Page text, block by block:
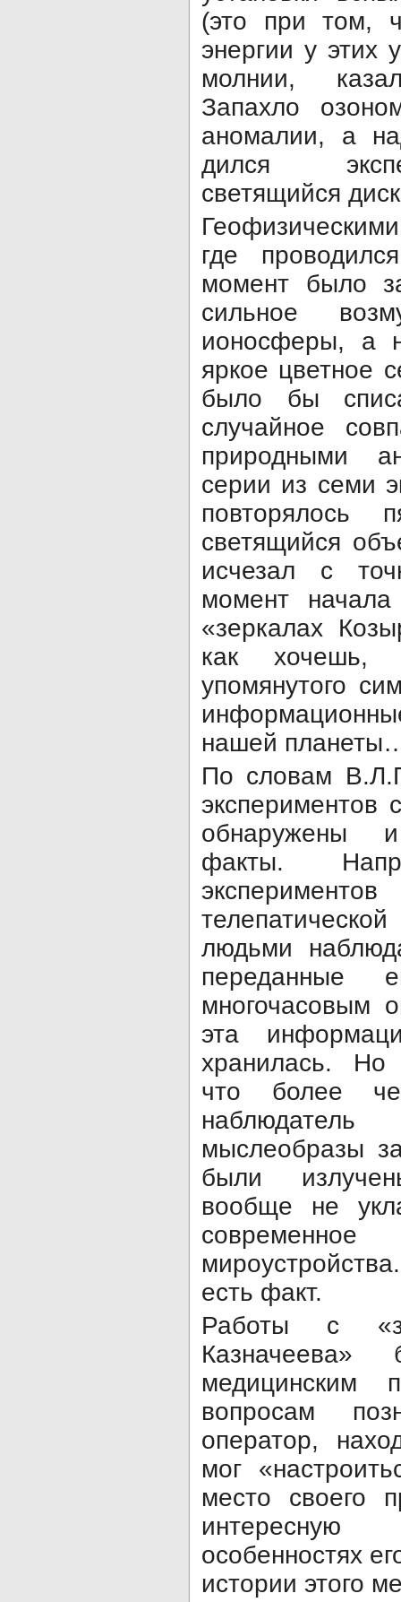
(это при том,
энергии у этих
молнии,
Запахло
аномалии, а
дился
светящийся
где
момент было
сильное
ионосферы, а
яр­кое цветное
было бы
случайное
природными
серии из семи
светящийся
исчезал с
момент
«зеркалах
как хочешь,
упомянутого
нашей
По словам
экспериментов
обнаружены
факты.
людьми
переданные
многочасовым
эта
хранилась. Но
что более
мыслеобразы
были
вообще не
есть факт.
Работы с
медицинским
вопросам
оператор,
мог
место своего
особенностях
истории этого